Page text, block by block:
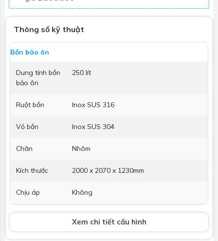
Thông số kỹ thuật
Bồn bảo ôn
Dung tính bồn
bảo ôn
250 lít
Ruột bồn Inox SUS 316
Vỏ bồn Inox SUS 304
Chân Nhôm
Kích thước 2000 x 2070 x 1230mm
Chịu áp Không
Hỗ trợ điện Không
Xem chi tiết cấu hình